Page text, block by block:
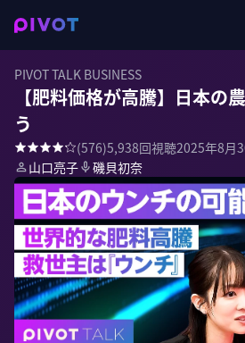
PIVOT TALK BUSINESS
【肥料価格が高騰】日本の
う
(576)5,938回視聴2025年8月
山口亮子
磯貝初奈